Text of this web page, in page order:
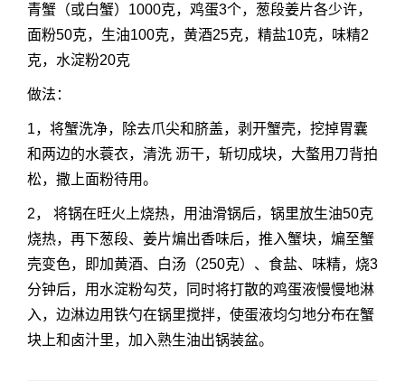
青蟹（或白蟹）1000克，鸡蛋3个，葱段姜片各少许，
面粉50克，生油100克，黄酒25克，精盐10克，味精2
克，水淀粉20克
做法：
1，将蟹洗净，除去爪尖和脐盖，剥开蟹壳，挖掉胃囊
和两边的水蓑衣，清洗 沥干，斩切成块，大螯用刀背拍
松，撒上面粉待用。
2， 将锅在旺火上烧热，用油滑锅后，锅里放生油50克
烧热，再下葱段、姜片煸出香味后，推入蟹块，煸至蟹
壳变色，即加黄酒、白汤（250克）、食盐、味精，烧3
分钟后，用水淀粉勾芡，同时将打散的鸡蛋液慢慢地淋
入，边淋边用铁勺在锅里搅拌，使蛋液均匀地分布在蟹
块上和卤汁里，加入熟生油出锅装盆。